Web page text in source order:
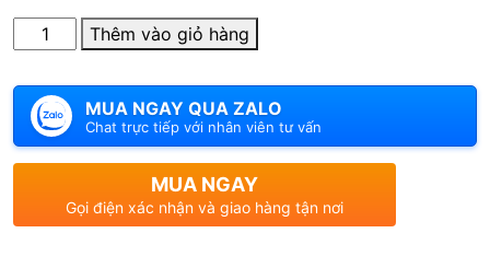
lượng
Thêm vào giỏ hàng
MUA NGAY QUA ZALO
Chat trực tiếp với nhân viên tư vấn
MUA NGAY
Gọi điện xác nhận và giao hàng tận nơi